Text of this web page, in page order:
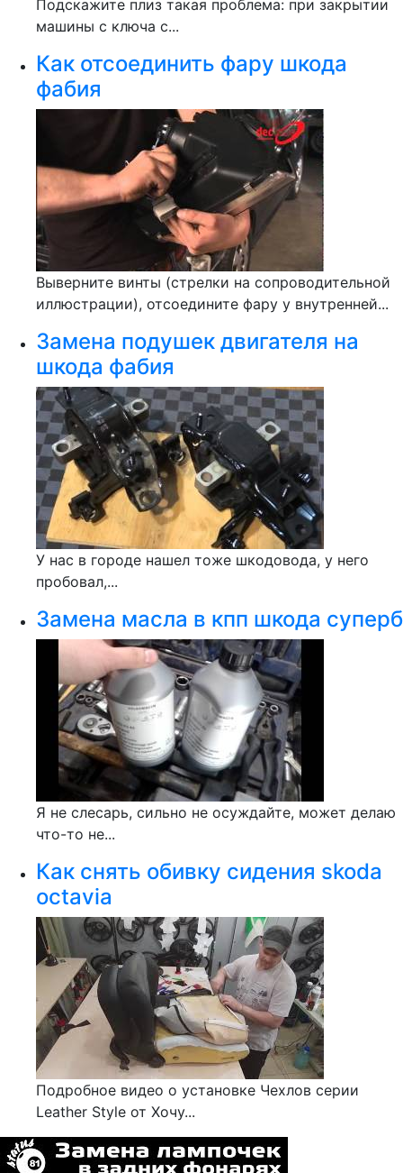
Подскажите плиз такая проблема: при закрытии
машины с ключа с...
Как отсоединить фару шкода
фабия
Выверните винты (стрелки на сопроводительной
иллюстрации), отсоедините фару у внутренней...
Замена подушек двигателя на
шкода фабия
У нас в городе нашел тоже шкодовода, у него
пробовал,...
Замена масла в кпп шкода суперб
Я не слесарь, сильно не осуждайте, может делаю
что-то не...
Как снять обивку сидения skoda
octavia
Подробное видео о установке Чехлов серии
Leather Style от Хочу...